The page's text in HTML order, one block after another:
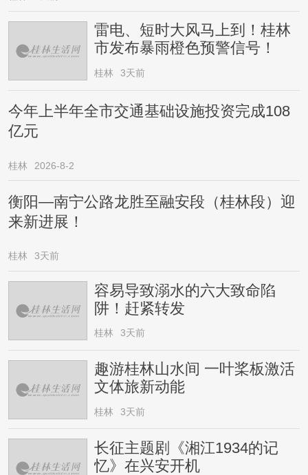
雷电、短时大风马上到！桂林
市发布暴雨橙色预警信号！
桂林 3天前
今年上半年全市交通基础设施投资完成108
亿元
桂林 2026-8-2
衡阳—南宁公路龙胜至融安段（桂林段）迎
来新进展！
桂林 3天前
容易导致溺水的六大致命陷
阱！赶紧转发
桂林 3天前
趣游桂林山水间 一叶桨板激活
文体旅新动能
桂林 3天前
长征主题剧《湘江1934的记
忆》在兴安开机